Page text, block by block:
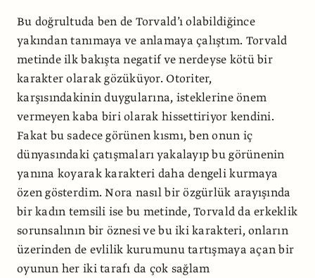
Bu doğrultuda ben de Torvald’ı olabildiğince
yakından tanımaya ve anlamaya çalıştım. Torvald
metinde ilk bakışta negatif ve nerdeyse kötü bir
karakter olarak gözüküyor. Otoriter,
karşısındakinin duygularına, isteklerine önem
vermeyen kaba biri olarak hissettiriyor kendini.
Fakat bu sadece görünen kısmı, ben onun iç
dünyasındaki çatışmaları yakalayıp bu görünenin
yanına koyarak karakteri daha dengeli kurmaya
özen gösterdim. Nora nasıl bir özgürlük arayışında
bir kadın temsili ise bu metinde, Torvald da erkeklik
sorunsalının bir öznesi ve bu iki karakteri, onların
üzerinden de evlilik kurumunu tartışmaya açan bir
oyunun her iki tarafı da çok sağlam